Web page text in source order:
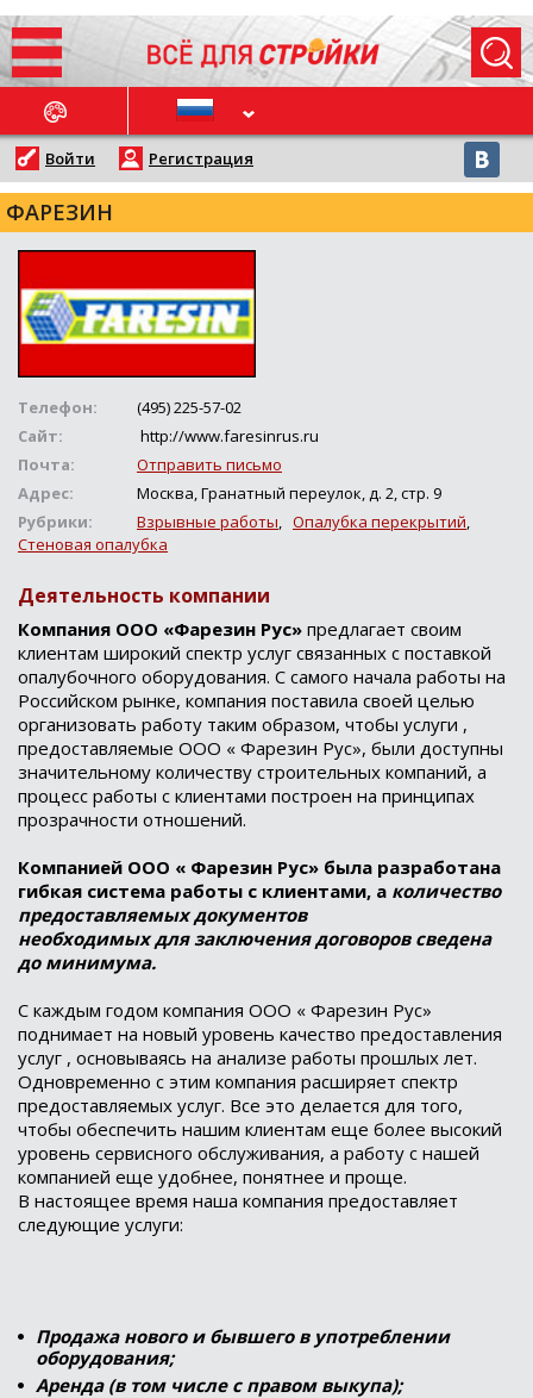
НОВОСТИ
Войти Регистрация
ФАРЕЗИН
Телефон:
(495) 225-57-02
Сайт:
http://www.faresinrus.ru
Почта:
Отправить письмо
Адрес:
Москва, Гранатный переулок, д. 2, стр. 9
Рубрики:
Взрывные работы, Опалубка перекрытий,
Стеновая опалубка
Деятельность компании
Компания ООО «Фарезин Рус» предлагает своим
клиентам широкий спектр услуг связанных с поставкой
опалубочного оборудования. С самого начала работы на
Российском рынке, компания поставила своей целью
организовать работу таким образом, чтобы услуги ,
предоставляемые ООО « Фарезин Рус», были доступны
значительному количеству строительных компаний, а
процесс работы с клиентами построен на принципах
прозрачности отношений.
Компанией ООО « Фарезин Рус» была разработана
гибкая система работы с клиентами, а количество
предоставляемых документов
необходимых для заключения договоров сведена
до минимума.
С каждым годом компания ООО « Фарезин Рус»
поднимает на новый уровень качество предоставления
услуг , основываясь на анализе работы прошлых лет.
Одновременно с этим компания расширяет спектр
предоставляемых услуг. Все это делается для того,
чтобы обеспечить нашим клиентам еще более высокий
уровень сервисного обслуживания, а работу с нашей
компанией еще удобнее, понятнее и проще.
В настоящее время наша компания предоставляет
следующие услуги:
Продажа нового и бывшего в употреблении
оборудования;
Аренда (в том числе с правом выкупа);